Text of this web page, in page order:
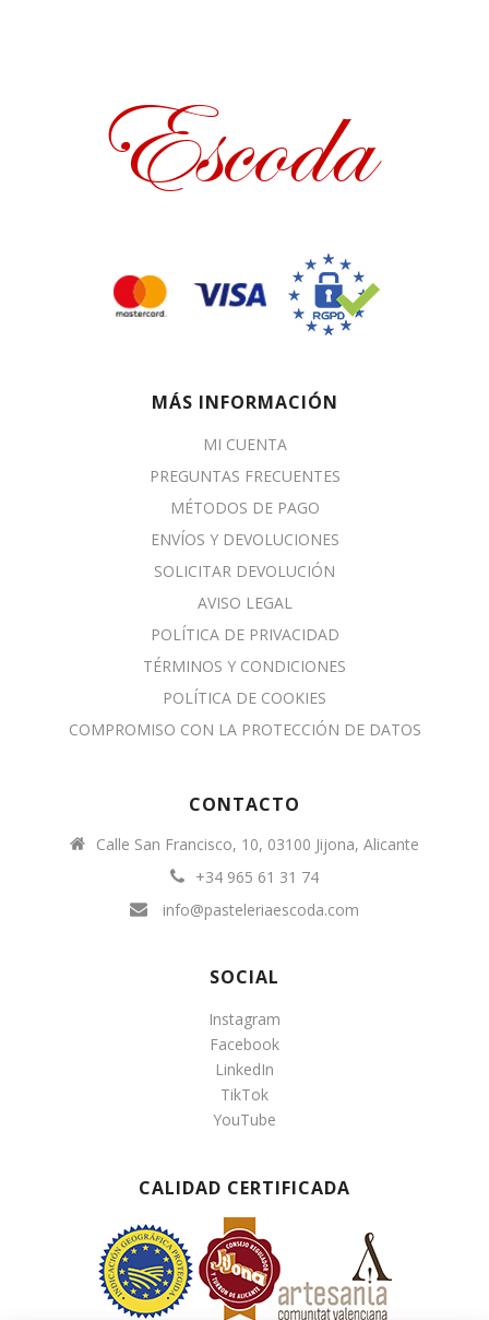
MÁS INFORMACIÓN
MI CUENTA
PREGUNTAS FRECUENTES
MÉTODOS DE PAGO
ENVÍOS Y DEVOLUCIONES
SOLICITAR DEVOLUCIÓN
AVISO LEGAL
POLÍTICA DE PRIVACIDAD
TÉRMINOS Y CONDICIONES
POLÍTICA DE COOKIES
COMPROMISO CON LA PROTECCIÓN DE DATOS
CONTACTO
Calle San Francisco, 10, 03100 Jijona, Alicante
+34 965 61 31 74
info@pasteleriaescoda.com
SOCIAL
Instagram
Facebook
LinkedIn
TikTok
YouTube
CALIDAD CERTIFICADA